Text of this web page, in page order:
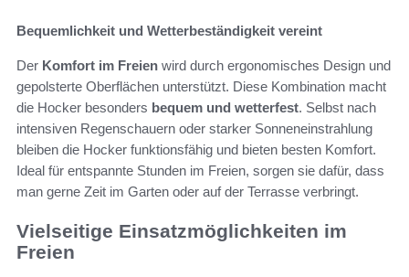
Bequemlichkeit und Wetterbeständigkeit vereint
Der Komfort im Freien wird durch ergonomisches Design und
gepolsterte Oberflächen unterstützt. Diese Kombination macht
die Hocker besonders bequem und wetterfest. Selbst nach
intensiven Regenschauern oder starker Sonneneinstrahlung
bleiben die Hocker funktionsfähig und bieten besten Komfort.
Ideal für entspannte Stunden im Freien, sorgen sie dafür, dass
man gerne Zeit im Garten oder auf der Terrasse verbringt.
Vielseitige Einsatzmöglichkeiten im
Freien